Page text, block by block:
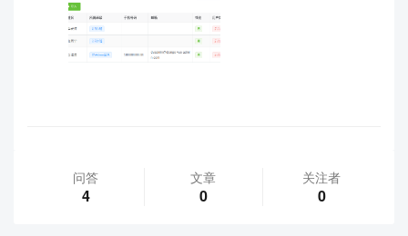
问答
4
文章
0
关注者
0